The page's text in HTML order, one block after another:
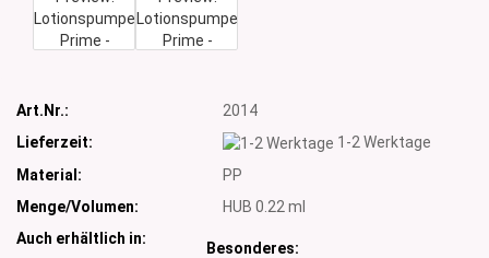
Art.Nr.:
2014
Lieferzeit:
1-2 Werktage
Material:
PP
Menge/Volumen:
HUB 0.22 ml
Auch erhältlich in:
Besonderes: